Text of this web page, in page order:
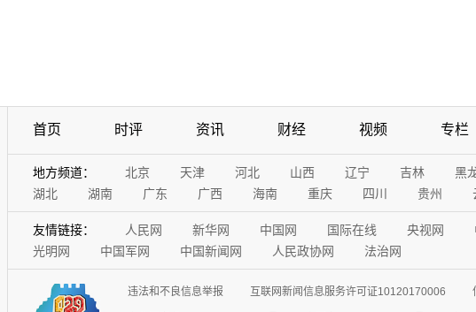
首页 时评 资讯 财经 视频 专栏
地方频道： 北京 天津 河北 山西 辽宁 吉林 黑
湖北
湖南 广东 广西 海南 重庆 四川 贵州
友情链接： 人民网 新华网 中国网 国际在线 央视网
光明网
中国军网 中国新闻网 人民政协网 法治网
违法和不良信息举报 互联网新闻信息服务许可证10120170006